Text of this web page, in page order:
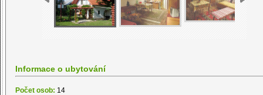
Informace o ubytování
Počet osob: 14